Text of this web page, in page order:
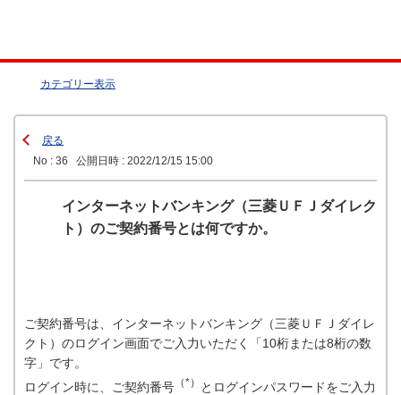
カテゴリー表示
戻る
No : 36
公開日時 : 2022/12/15 15:00
インターネットバンキング（三菱ＵＦＪダイレク
ト）のご契約番号とは何ですか。
ご契約番号は、インターネットバンキング（三菱ＵＦＪダイレ
クト）のログイン画面でご入力いただく「10桁または8桁の数
字」です。
ログイン時に、ご契約番号 （*）
とログインパスワードをご入力